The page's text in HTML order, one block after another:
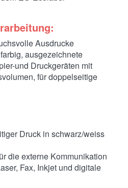
Ausdrucke
ausgezeichnete
und Druckgeräten mit
für doppelseitige
Druck in schwarz/weiss
die externe Kommunikation
Fax, Inkjet und digitale